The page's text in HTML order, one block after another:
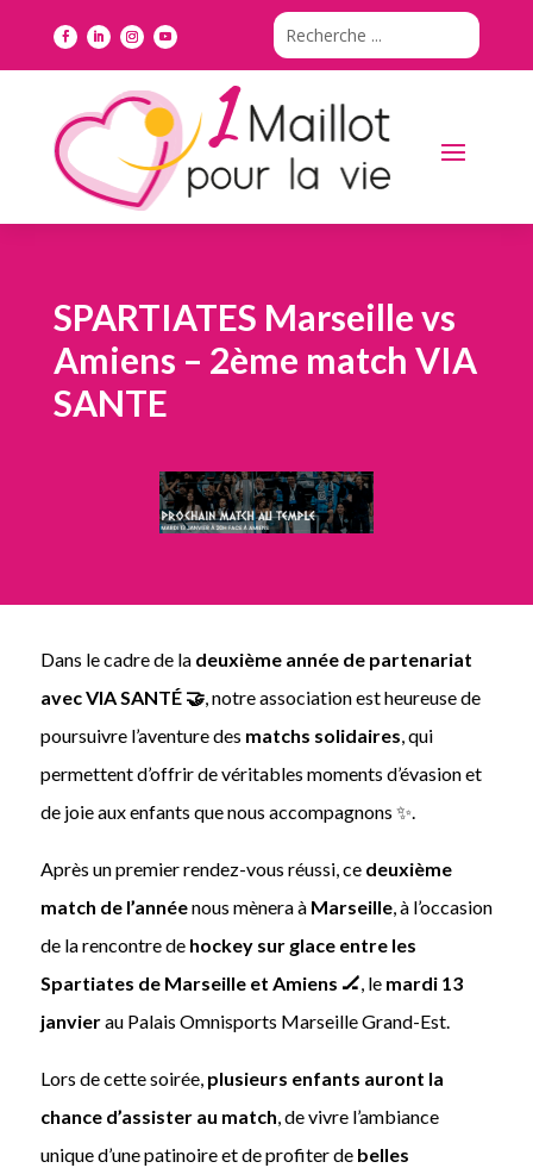
SPARTIATES Marseille vs
Amiens – 2ème match VIA
SANTE
Dans le cadre de la deuxième année de partenariat
avec VIA SANTÉ 🤝, notre association est heureuse de
poursuivre l’aventure des matchs solidaires, qui
permettent d’offrir de véritables moments d’évasion et
de joie aux enfants que nous accompagnons ✨.
Après un premier rendez-vous réussi, ce deuxième
match de l’annéenous mènera à Marseille, à l’occasion
de la rencontre de hockey sur glace entre les
Spartiates de Marseille et Amiens 🏒, le mardi 13
janvierau Palais Omnisports Marseille Grand-Est.
Lors de cette soirée, plusieurs enfants auront la
chance d’assister au match, de vivre l’ambiance
unique d’une patinoire et de profiter de belles